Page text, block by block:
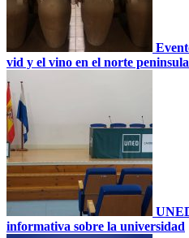
vid y el vino en el norte
informativa sobre la universidad